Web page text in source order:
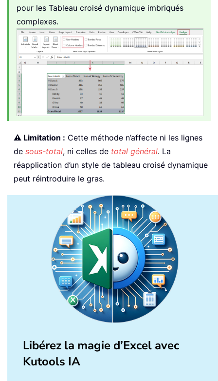
pour les Tableau croisé dynamique imbriqués
complexes.
⚠️ Limitation : Cette méthode n’affecte ni les lignes
de sous-total, ni celles de total général. La
réapplication d’un style de tableau croisé dynamique
peut réintroduire le gras.
Libérez la magie d’Excel avec
Kutools IA